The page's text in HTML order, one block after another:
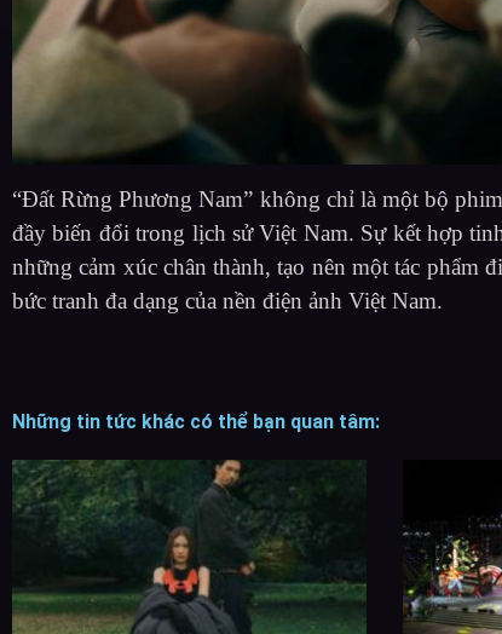
“Đất Rừng Phương Nam” không chỉ là một bộ
đầy biến đổi trong lịch sử Việt Nam. Sự kết hợp
những cảm xúc chân thành, tạo nên một tác phẩm
bức tranh đa dạng của nền điện ảnh Việt Nam.
Những tin tức khác có thể bạn quan tâm: